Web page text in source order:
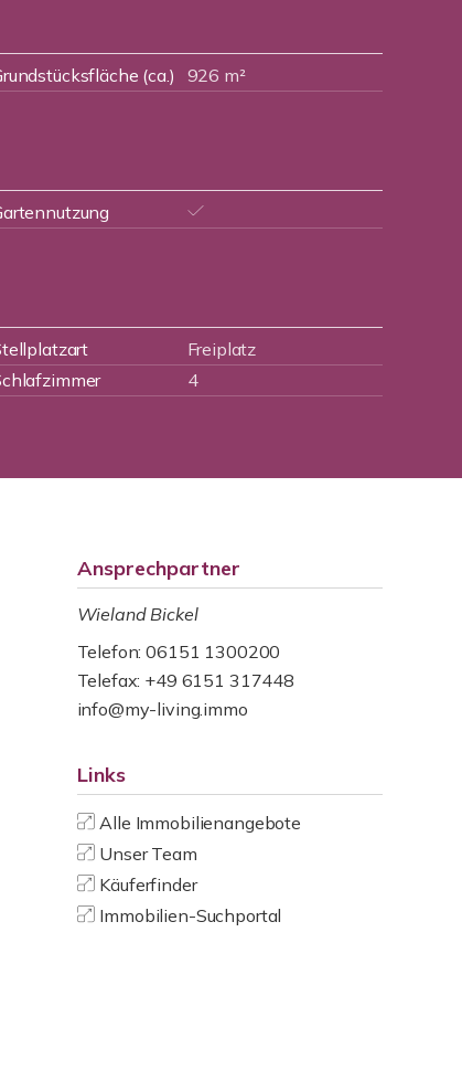
(ca.)
926 m²
Freiplatz
4
Ansprechpartner
Wieland Bickel
Telefon: 06151 1300200
Telefax: +49 6151 317448
info@my-living.immo
Links
Alle Immobilienangebote
Unser Team
Käuferfinder
Immobilien-Suchportal